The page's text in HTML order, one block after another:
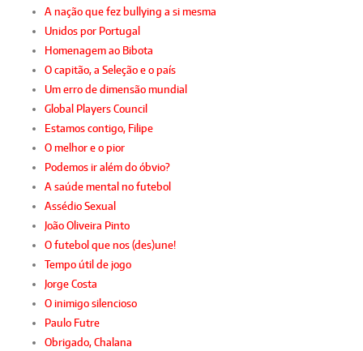
A nação que fez bullying a si mesma
Unidos por Portugal
Homenagem ao Bibota
O capitão, a Seleção e o país
Um erro de dimensão mundial
Global Players Council
Estamos contigo, Filipe
O melhor e o pior
Podemos ir além do óbvio?
A saúde mental no futebol
Assédio Sexual
João Oliveira Pinto
O futebol que nos (des)une!
Tempo útil de jogo
Jorge Costa
O inimigo silencioso
Paulo Futre
Obrigado, Chalana